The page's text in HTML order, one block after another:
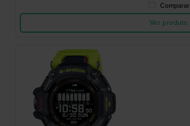
Comparar
Ver produto